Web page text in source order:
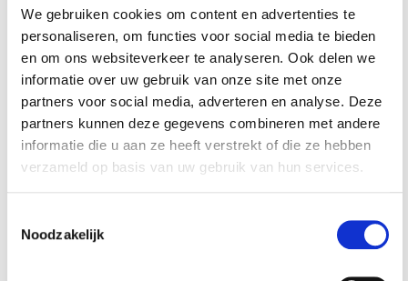
We gebruiken cookies om content en advertenties te
personaliseren, om functies voor social media te bieden
en om ons websiteverkeer te analyseren. Ook delen we
informatie over uw gebruik van onze site met onze
partners voor social media, adverteren en analyse. Deze
partners kunnen deze gegevens combineren met andere
informatie die u aan ze heeft verstrekt of die ze hebben
verzameld op basis van uw gebruik van hun services.
Noodzakelijk
Gewicht: 54.20kg
Incl. BTW / Excl.
Verzendkosten
Gewicht: 49.20kg
Verzendkosten